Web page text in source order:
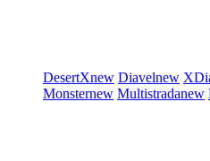
DesertXnew Diavelnew
Monsternew Multistradanew